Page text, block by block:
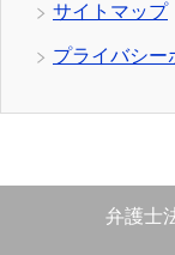
サイトマップ
プライバシー
弁護士